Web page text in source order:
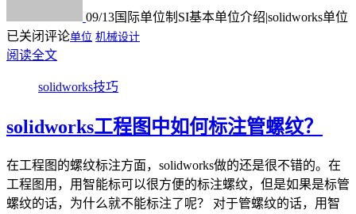
09/13国际单位制SI基本单位介绍|solidworks单位
已关闭评论单位 机械设计
阅读全文
solidworks技巧
solidworks工程图中如何标注管螺纹？
在工程图的螺纹标注方面，solidworks做的还是很不错的。在
工程图用，用智能标可以很方便的标注螺纹，但是如果是标管
螺纹的话，为什么就不能标注了呢？ 对于管螺纹的话，用智